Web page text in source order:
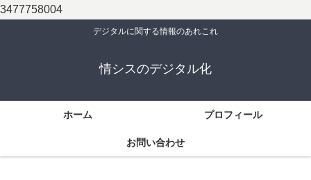
3477758004
デジタルに関する情報のあれこれ
情シスのデジタル化
ホーム プロフィール
お問い合わせ